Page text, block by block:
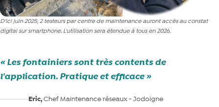
D'ici juin 2025, 2 testeurs par centre de maintenance auront accès au constat
digital sur smartphone. L'utilisation sera étendue à tous en 2026.
Les fontainiers sont très contents de
l'application. Pratique et efficace
Eric,Chef Maintenance réseaux - Jodoigne